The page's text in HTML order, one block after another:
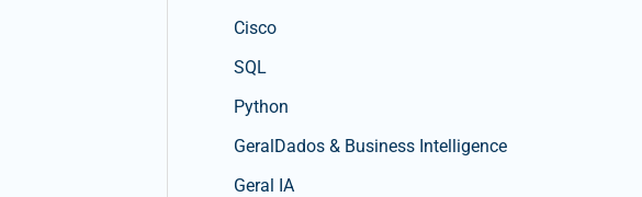
Cisco
SQL
Python
GeralDados & Business Intelligence
Geral IA